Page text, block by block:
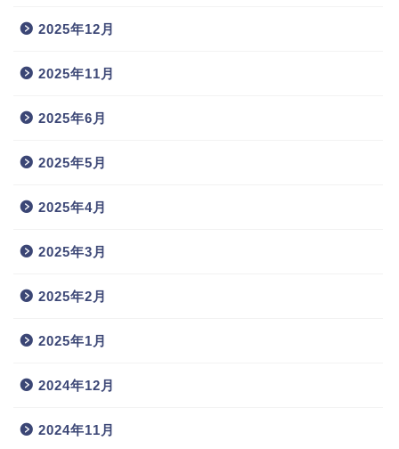
2025年12月
2025年11月
2025年6月
2025年5月
2025年4月
2025年3月
2025年2月
2025年1月
2024年12月
2024年11月